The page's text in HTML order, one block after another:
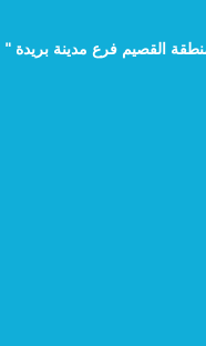
القصيم فرع مدينة بريدة "